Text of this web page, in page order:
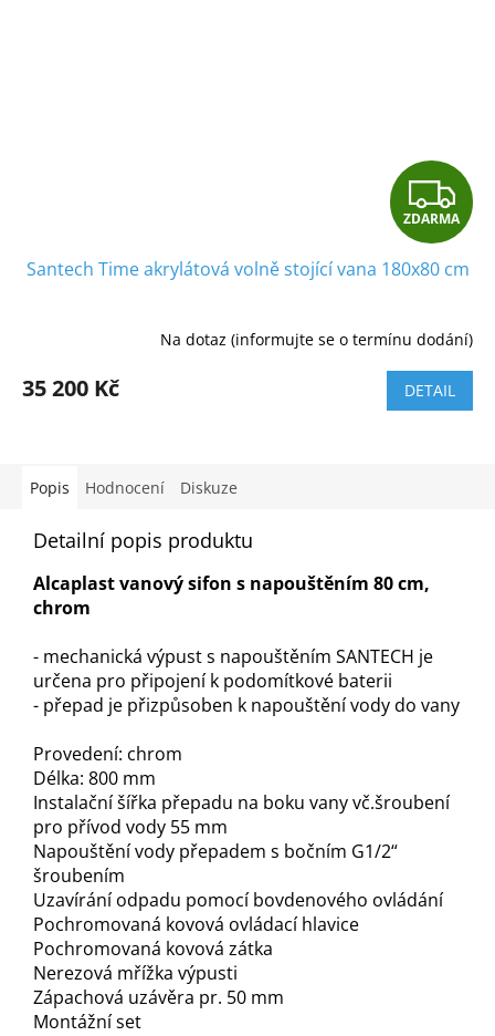
Z
D
A
R
M
A
ZDARMA
Santech Time akrylátová volně stojící vana 180x80 cm
Na dotaz (informujte se o termínu dodání)
35 200 Kč DETAIL
Popis Hodnocení Diskuze
Detailní popis produktu
Alcaplast vanový sifon s napouštěním 80 cm,
chrom
- mechanická výpust s napouštěním SANTECH je
určena pro připojení k podomítkové baterii
- přepad je přizpůsoben k napouštění vody do vany
Provedení: chrom
Délka: 800 mm
Instalační šířka přepadu na boku vany vč.šroubení
pro přívod vody 55 mm
Napouštění vody přepadem s bočním G1/2“
šroubením
Uzavírání odpadu pomocí bovdenového ovládání
Pochromovaná kovová ovládací hlavice
Pochromovaná kovová zátka
Nerezová mřížka výpusti
Zápachová uzávěra pr. 50 mm
Montážní set